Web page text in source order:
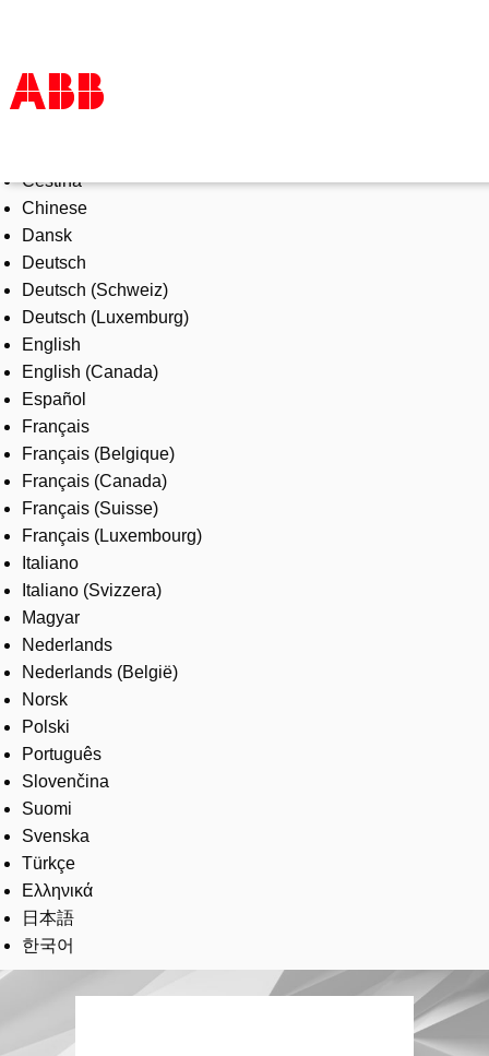
Products & Solutions
Industries
Services
About us
Where to buy
Contact us
Careers
Čeština
Chinese
Dansk
Deutsch
Deutsch (Schweiz)
Deutsch (Luxemburg)
English
English (Canada)
Español
Français
Français (Belgique)
Français (Canada)
Français (Suisse)
Français (Luxembourg)
Italiano
Italiano (Svizzera)
Magyar
Nederlands
Nederlands (België)
Norsk
Polski
Português
Slovenčina
Suomi
Svenska
Türkçe
Ελληνικά
日本語
한국어